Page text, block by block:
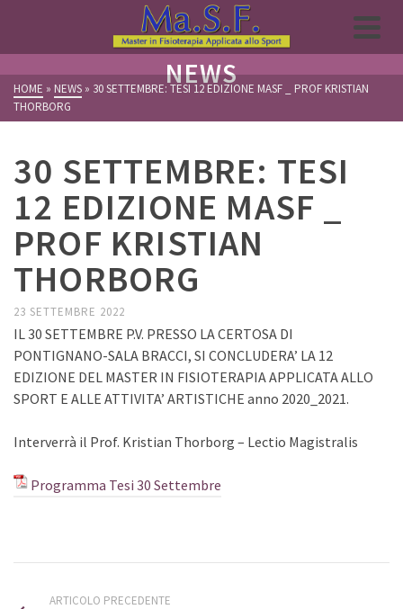
NEWS
HOME » NEWS » 30 SETTEMBRE: TESI 12 EDIZIONE MASF _ PROF KRISTIAN
THORBORG
30 SETTEMBRE: TESI
12 EDIZIONE MASF _
PROF KRISTIAN
THORBORG
23 SETTEMBRE 2022
IL 30 SETTEMBRE P.V. PRESSO LA CERTOSA DI
PONTIGNANO-SALA BRACCI, SI CONCLUDERA’ LA 12
EDIZIONE DEL MASTER IN FISIOTERAPIA APPLICATA ALLO
SPORT E ALLE ATTIVITA’ ARTISTICHE anno 2020_2021.
Interverrà il Prof. Kristian Thorborg – Lectio Magistralis
Programma Tesi 30 Settembre
ARTICOLO PRECEDENTE